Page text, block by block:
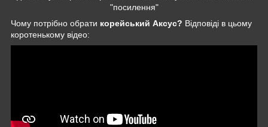
"посилення"
Чому потрібно обрати корейський Аксус? Відповіді в цьому
коротенькому відео: